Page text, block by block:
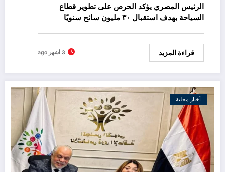
الرئيس المصري يؤكد الحرص على تطوير قطاع
السياحة بهدف استقبال ٣٠ مليون سائح سنويًا
قراءة المزيد 3 أشهر ago
أخبار محلية